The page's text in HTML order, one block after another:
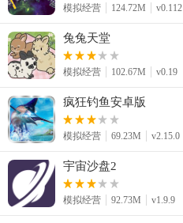
模拟经营 124.72M v0.112
兔兔天堂
模拟经营 102.67M v0.19
疯狂钓鱼安卓版
模拟经营 69.23M v2.15.0
宇宙沙盘2
模拟经营 92.73M v1.9.9